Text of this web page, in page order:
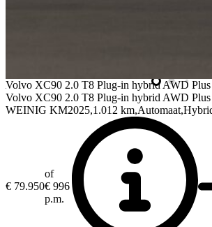
Volvo XC90 2.0 T8 Plug-in hybrid AWD
WEINIG KM2025 1.012 km Automaat
€ 79.950
of
€ 996
p.m.
Volvo XC90 2.0 T8 Plug-in hybrid AWD